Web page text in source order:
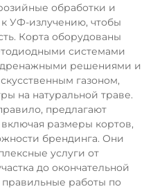
обработки и
УФ-излучению, чтобы
Корта оборудованы
системами
решениями и
газоном,
на натуральной траве.
предлагают
размеры кортов,
брендинга. Они
услуги от
до окончательной
правильные работы по